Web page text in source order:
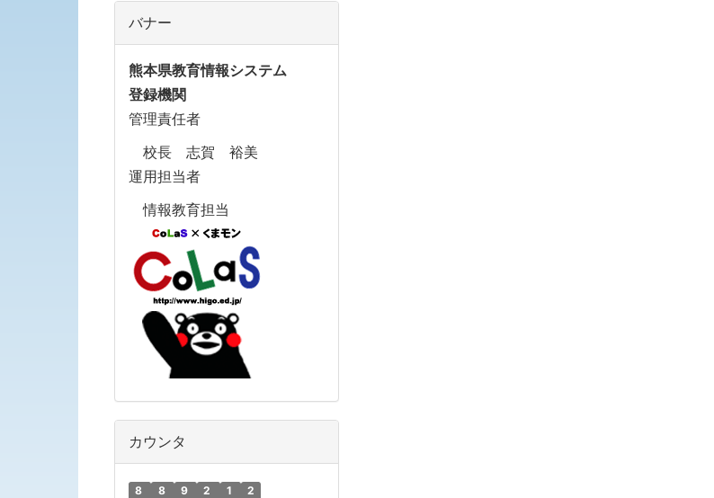
バナー
熊本県教育情報システム
登録機関
管理責任者
校長 志賀 裕美
運用担当者
情報教育担当
カウンタ
8 8 9 2 1 2